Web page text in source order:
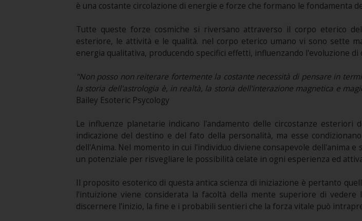
è una costante circolazione di energie e forze che formano le fondamenta
Tutte queste forze cosmiche si riversano attraverso il corpo eterico
esteriore, le attività e le qualità. nel corpo eterico umano vi sono sette
energia qualitativa, producendo specifici effetti, influenzando l'evoluzione di
"Non posso non reiterare fortemente la costante necessità di pensare in
la storia dell'astrologia è, in realtà, la storia dell'interazione magnetica e
Bailey Esoteric Psycology
Le influenze planetarie indicano l'andamento delle circostanze
indicazione del destino e del fato della personalità, ma esse
dell'Anima. Nel momento in cui l'individuo diviene consapevole dell'anima
un potenziale per risvegliare le possibilità celate in ogni esperienza ed
Il proposito esoterico di questa antica scienza di iniziazione è pertanto
l'intuizione viene considerata la facoltà della mente superiore di
discernere l'inizio, la fine e i probabili sentieri che la forza vitale può